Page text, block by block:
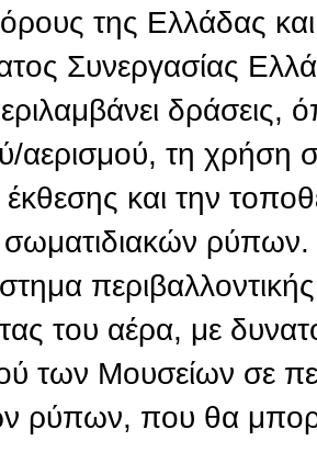
της Ελλάδας
Συνεργασίας
δράσεις,
αερισμού, τη χρήση
και την
σωματιδιακών
του αέρα, με
των Μουσείων σε
ρύπων, που θα